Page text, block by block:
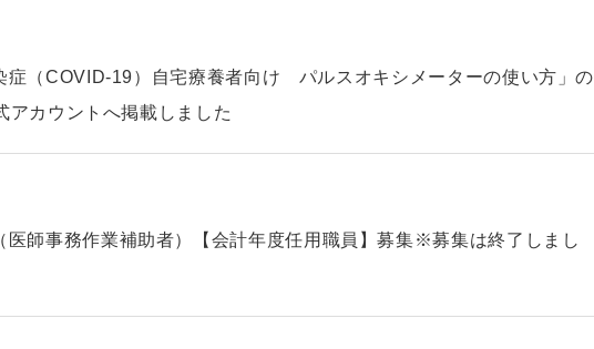
症（COVID-19）自宅療養者向け パルスオキシメーターの使い方」の
アカウントへ掲載しました
医師事務作業補助者）【会計年度任用職員】募集※募集は終了しまし